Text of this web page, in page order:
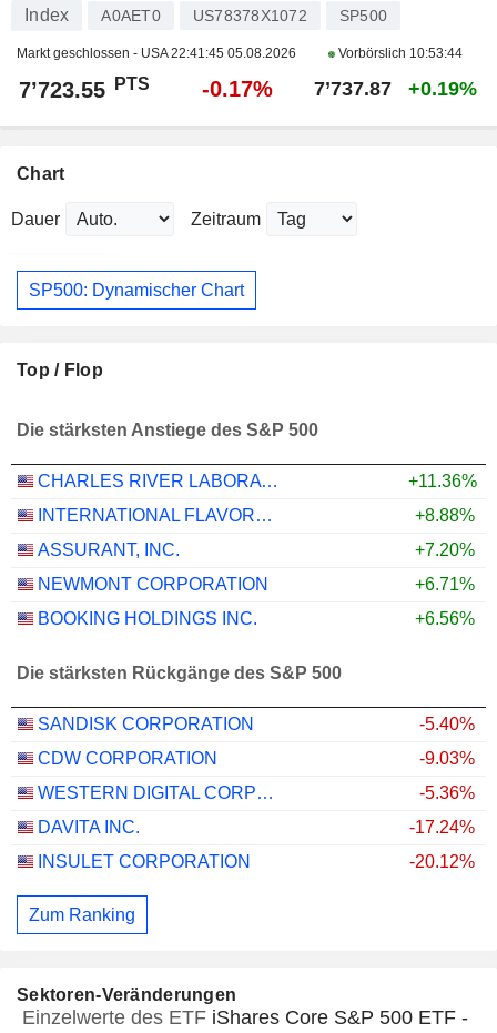
Index A0AET0 US78378X1072 SP500
Markt geschlossen - USA22:41:45 05.08.2026 Vorbörslich 10:53:44
7’723.55 PTS -0.17% 7’737.87 +0.19%
Chart
Dauer Zeitraum
SP500: Dynamischer Chart
Top / Flop
Die stärksten Anstiege des S&P 500
CHARLES RIVER LABORATORIES INTERNATIONAL, INC.
+11.36%
INTERNATIONAL FLAVORS & FRAGRANCES INC.
+8.88%
ASSURANT, INC.
+7.20%
NEWMONT CORPORATION
+6.71%
BOOKING HOLDINGS INC.
+6.56%
Die stärksten Rückgänge des S&P 500
SANDISK CORPORATION
-5.40%
CDW CORPORATION
-9.03%
WESTERN DIGITAL CORPORATION
-5.36%
DAVITA INC.
-17.24%
INSULET CORPORATION
-20.12%
Zum Ranking
Sektoren-Veränderungen
Einzelwerte des ETF iShares Core S&P 500 ETF -